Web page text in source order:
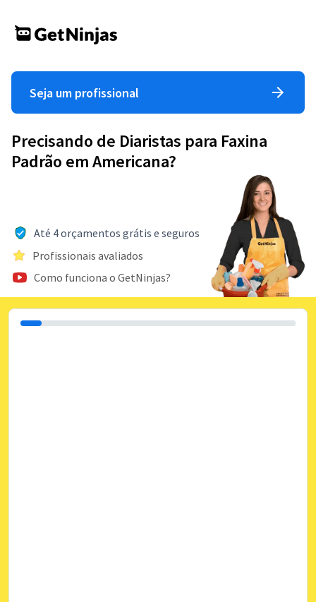
Seja um profissional
Precisando de Diaristas para Faxina
Padrão em Americana?
Até 4 orçamentos grátis e seguros
Profissionais avaliados
Como funciona o GetNinjas?